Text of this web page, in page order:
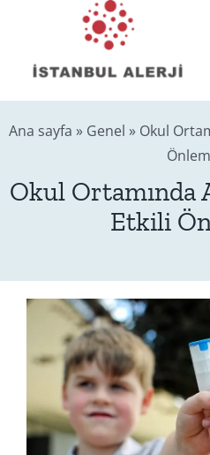
content
Sağlık
Blog
Online
Ana sayfa » Genel » Okul
Okul Ortamında
Etkili